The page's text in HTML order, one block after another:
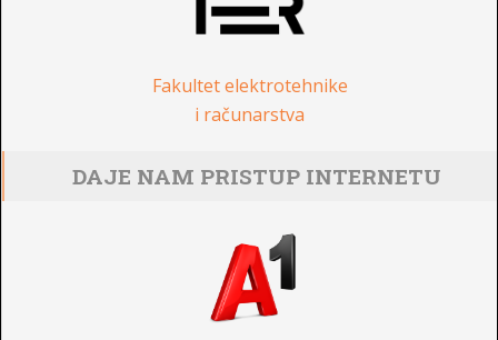
Fakultet elektrotehnike
i računarstva
DAJE NAM PRISTUP INTERNETU